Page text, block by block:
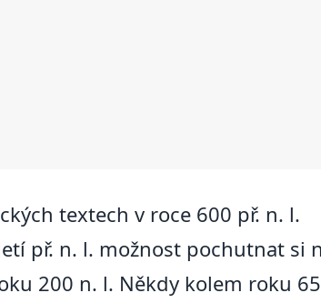
textech v roce 600 př. n. l.
př. n. l. možnost pochutnat si
200 n. l. Někdy kolem roku